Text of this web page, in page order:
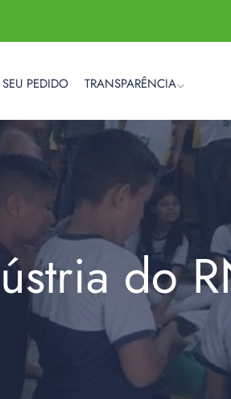
PEDIDO TRANSPARÊNCIA
do